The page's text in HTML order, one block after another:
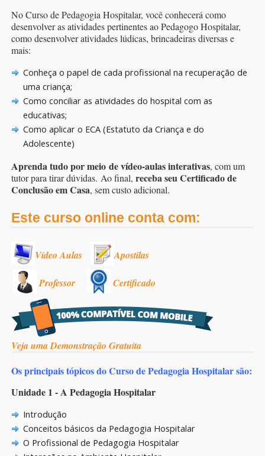
No Curso de Pedagogia Hospitalar, você conhecerá como
desenvolver as atividades pertinentes ao Pedagogo Hospitalar,
como desenvolver atividades lúdicas, brincadeiras diversas e
mais:
Conheça o papel de cada profissional na recuperação de
uma criança;
Como conciliar as atividades do hospital com as
educativas;
Como aplicar o ECA (Estatuto da Criança e do
Adolescente)
Aprenda tudo por meio de vídeo-aulas interativas, com um
tutor para tirar dúvidas. Ao final, receba seu Certificado de
Conclusão em Casa, sem custo adicional.
Este curso online conta com:
Vídeo Aulas Apostilas
Professor Certificado
Veja uma Demonstração Gratuita
Os principais tópicos do Curso de Pedagogia Hospitalar são:
Unidade 1 - A Pedagogia Hospitalar
Introdução
Conceitos básicos da Pedagogia Hospitalar
O Profissional de Pedagogia Hospitalar